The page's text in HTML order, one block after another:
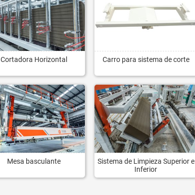
Cortadora Horizontal Carro para sistema de corte
Mesa basculante
Sistema de Limpieza Superior e
Inferior